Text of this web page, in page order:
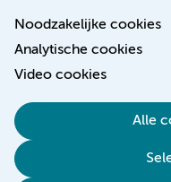
Noodzakelijke cookies
Analytische cookies
Video cookies
Alle
Toegankelijkheidsverklaring
Algemene privacyverklaring